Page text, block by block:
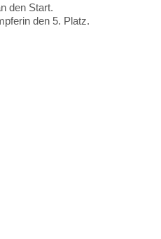
den Start.
den 5. Platz.